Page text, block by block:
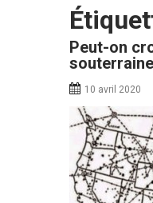
Peut-on
10 avril 2020